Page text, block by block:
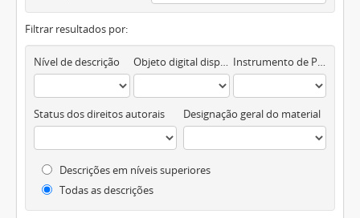
Filtrar resultados por:
Nível de descrição Objeto digital disponível Instrumento de Pesquisa
Status dos direitos autorais Designação geral do material
Descrições em níveis superiores
Todas as descrições